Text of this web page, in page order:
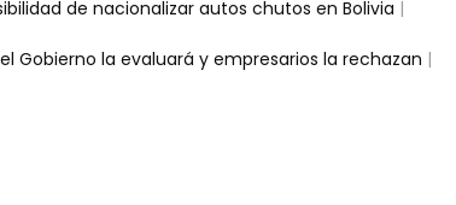
de nacionalizar autos chutos en Bolivia |
la evaluará y empresarios la rechazan |